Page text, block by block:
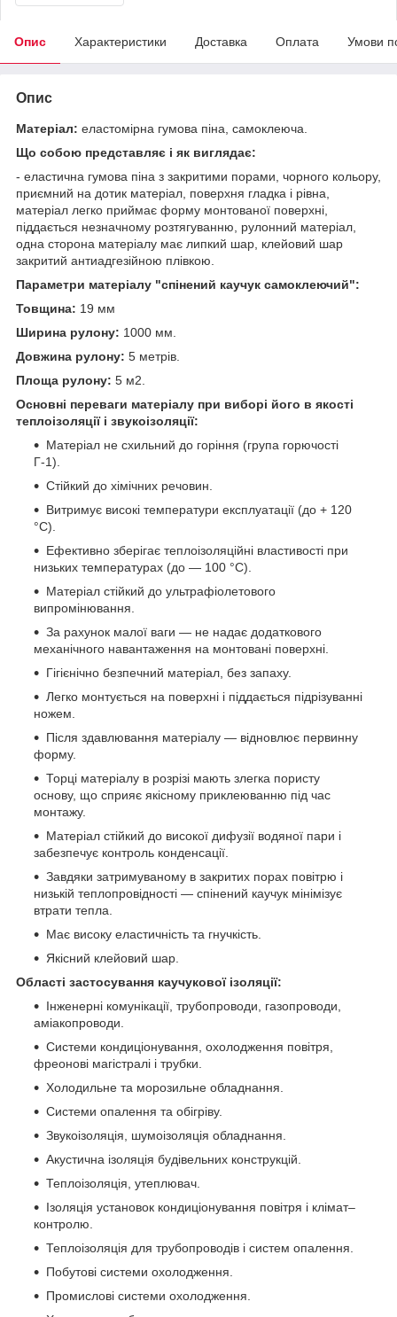
Опис Характеристики Доставка Оплата Умови
Опис
Матеріал: еластомірна гумова піна, самоклеюча.
Що собою представляє і як виглядає:
- еластична гумова піна з закритими порами, чорного кольору,
приємний на дотик матеріал, поверхня гладка і рівна,
матеріал легко приймає форму монтованої поверхні,
піддається незначному розтягуванню, рулонний матеріал,
одна сторона матеріалу має липкий шар, клейовий шар
закритий антиадгезійною плівкою.
Параметри матеріалу "спінений каучук самоклеючий":
Товщина: 19 мм
Ширина рулону: 1000 мм.
Довжина рулону: 5 метрів.
Площа рулону: 5 м2.
Основні переваги матеріалу при виборі його в якості
теплоізоляції і звукоізоляції:
Матеріал не схильний до горіння (група горючості
Г-1).
Стійкий до хімічних речовин.
Витримує високі температури експлуатації (до + 120
°С).
Ефективно зберігає теплоізоляційні властивості при
низьких температурах (до ― 100 °С).
Матеріал стійкий до ультрафіолетового
випромінювання.
За рахунок малої ваги ― не надає додаткового
механічного навантаження на монтовані поверхні.
Гігієнічно безпечний матеріал, без запаху.
Легко монтується на поверхні і піддається підрізуванні
ножем.
Після здавлювання матеріалу ― відновлює первинну
форму.
Торці матеріалу в розрізі мають злегка пористу
основу, що сприяє якісному приклеюванню під час
монтажу.
Матеріал стійкий до високої дифузії водяної пари і
забезпечує контроль конденсації.
Завдяки затримуваному в закритих порах повітрю і
низькій теплопровідності ― спінений каучук мінімізує
втрати тепла.
Має високу еластичність та гнучкість.
Якісний клейовий шар.
Області застосування каучукової ізоляції:
Інженерні комунікації, трубопроводи, газопроводи,
аміакопроводи.
Системи кондиціонування, охолодження повітря,
фреонові магістралі і трубки.
Холодильне та морозильне обладнання.
Системи опалення та обігріву.
Звукоізоляція, шумоізоляція обладнання.
Акустична ізоляція будівельних конструкцій.
Теплоізоляція, утеплювач.
Ізоляція установок кондиціонування повітря і клімат–
контролю.
Теплоізоляція для трубопроводів і систем опалення.
Побутові системи охолодження.
Промислові системи охолодження.